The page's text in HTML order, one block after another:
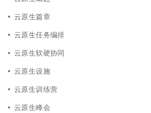
云原生篇章
云原生任务编排
云原生软硬协同
云原生设施
云原生训练营
云原生峰会